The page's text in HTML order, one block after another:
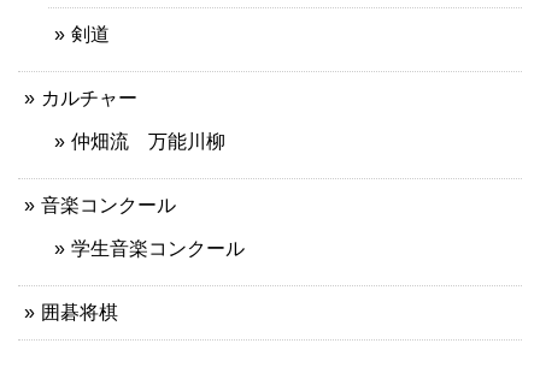
剣道
カルチャー
仲畑流 万能川柳
音楽コンクール
学生音楽コンクール
囲碁将棋